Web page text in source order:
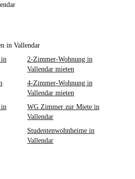
in Vallendar
in
2-Zimmer-Wohnung in
Vallendar mieten
4-Zimmer-Wohnung in
Vallendar mieten
in
WG Zimmer zur Miete in
Vallendar
Studentenwohnheime in
Vallendar